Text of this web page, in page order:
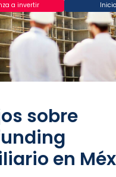
a invertir
sobre
en